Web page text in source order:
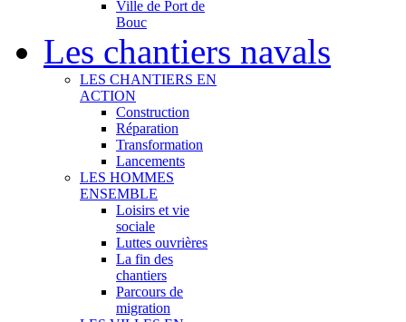
Ville de Port de
Bouc
Les chantiers navals
LES CHANTIERS EN
ACTION
Construction
Réparation
Transformation
Lancements
LES HOMMES
ENSEMBLE
Loisirs et vie
sociale
Luttes ouvrières
La fin des
chantiers
Parcours de
migration